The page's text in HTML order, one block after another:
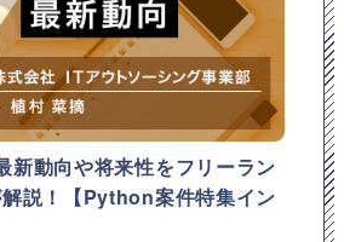
動向や将来性をフリーラン
説！【Python案件特集イン